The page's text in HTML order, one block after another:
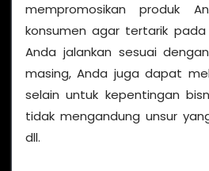
mempromosikan produk
konsumen agar tertarik
Anda jalankan sesuai
masing, Anda juga dapat
selain untuk kepentingan
tidak mengandung unsur
dll.